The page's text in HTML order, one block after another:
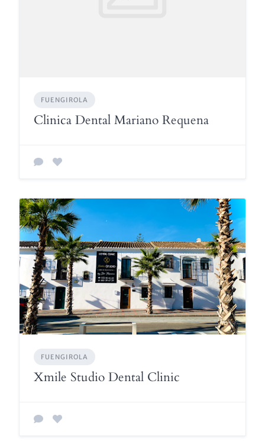
FUENGIROLA
Clinica Dental Mariano Requena
FUENGIROLA
Xmile Studio Dental Clinic